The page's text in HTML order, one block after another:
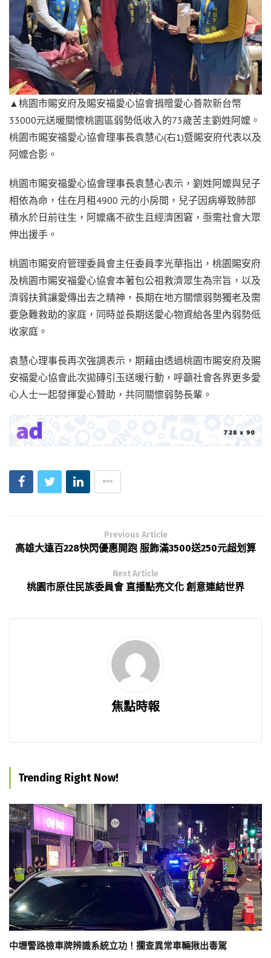
▲桃園市賜安府及賜安福愛心協會捐贈愛心善款新台幣
33000元送暖關懷桃園區弱勢低收入的73歲苦主劉姓阿嬤。
桃園市賜安福愛心協會理事長袁慧心(右1)暨賜安府代表以及
阿嬤合影。
桃園市賜安福愛心協會理事長袁慧心表示，劉姓阿嬤與兒子
相依為命，住在月租4900 元的小房間，兒子因病導致肺部
積水於日前往生，阿嬤痛不欲生且經濟困窘，亟需社會大眾
伸出援手。
桃園市賜安府管理委員會主任委員李光華指出，桃園賜安府
及桃園市賜安福愛心協會本著包公祖救濟眾生為宗旨，以及
濟弱扶貧讓愛傳出去之精神，長期在地方關懷弱勢獨老及需
要急難救助的家庭，同時並長期送愛心物資給各里內弱勢低
收家庭。
袁慧心理事長再次強調表示，期藉由透過桃園市賜安府及賜
安福愛心協會此次拋磚引玉送暖行動，呼籲社會各界更多愛
心人士一起發揮愛心贊助，共同關懷弱勢長輩。
Previous Article
高雄大遠百228快閃優惠開跑 服飾滿3500送250元超划算
Next Article
桃園市原住民族委員會 直播點亮文化 創意連結世界
焦點時報
Trending Right Now!
中壢警路檢車牌辨識系統立功！攔查異常車輛揪出毒駕